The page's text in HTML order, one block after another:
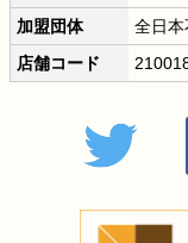
加盟団体
全日
店舗コード